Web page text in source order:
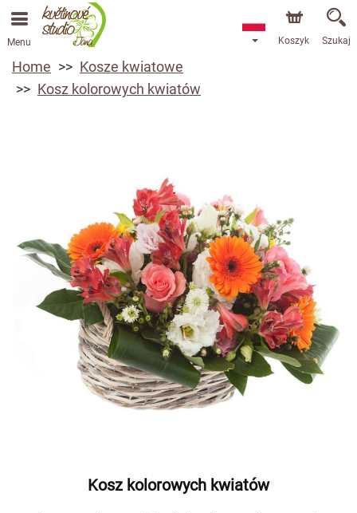
Menu Koszyk Szukaj
Home
Kosze kwiatowe
Kosz kolorowych kwiatów
Kosz kolorowych kwiatów